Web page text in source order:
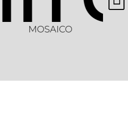
MOSAICO